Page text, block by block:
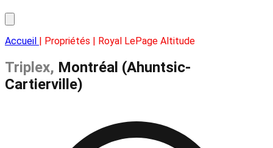
Accueil | Propriétés | Royal LePage Altitude
Triplex, Montréal (Ahuntsic-
Cartierville)